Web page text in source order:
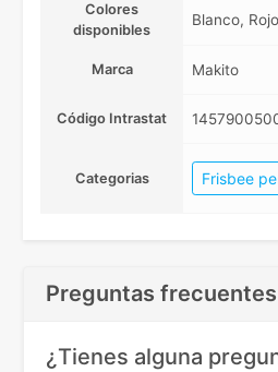
Colores
disponibles
Blanco,
Marca Makito
Código Intrastat
Categorias Frisbee
Preguntas frecuentes
¿Tienes alguna